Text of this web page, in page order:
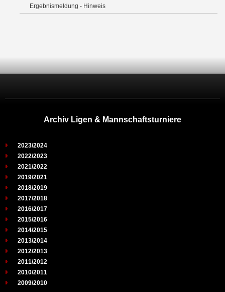
Ergebnismeldung - Hinweis
Archiv Ligen & Mannschaftsturniere
2023/2024
2022/2023
2021/2022
2019/2021
2018/2019
2017/2018
2016/2017
2015/2016
2014/2015
2013/2014
2012/2013
2011/2012
2010/2011
2009/2010